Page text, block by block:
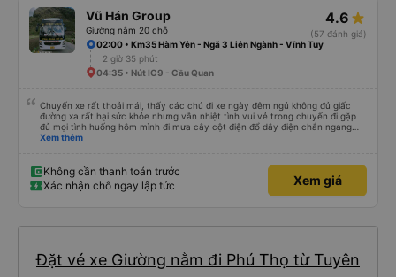
Vũ Hán Group
Giường nằm 20 chỗ
4.6
(57 đánh giá)
02:00 • Km35 Hàm Yên - Ngã 3 Liên Ngành - Vĩnh Tuy
2 giờ 35 phút
04:35 • Nút IC9 - Cầu Quan
Chuyến xe rất thoải mái, thấy các chú đi xe ngày đêm ngủ không đủ giấc
đường xa rất hại sức khỏe nhưng vẫn nhiệt tình vui vẻ trong chuyến đi gặp
đủ mọi tình huống hôm mình đi mưa cây cột điện đổ dây điện chắn ngang
thấy mấy chú tài cùng nhau dựng tạm cho xe qua mà thấy nghề này khổ
Xem thêm
Không cần thanh toán trước
Xác nhận chỗ ngay lập tức
Xem giá
Đặt vé xe Giường nằm đi Phú Thọ từ Tuyên